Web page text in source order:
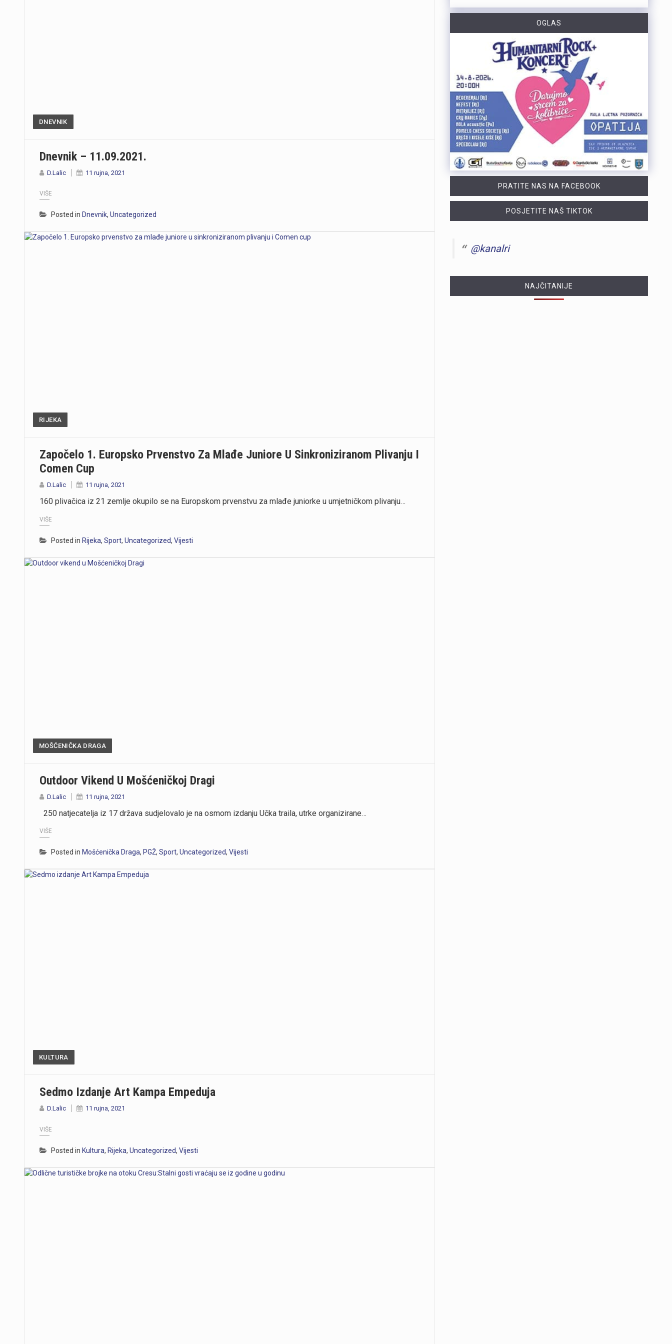
https://youtu.be/OT6Ne0UuW2Y Slovenski nogometaš Igor Vekić novo je pojačanje HNK Rijeka. Vratar koji je u karijeri nastupao za slovenski Bravo, portugalski Paços de Ferreira i danski Vejle potpisao je s riječkim klubom ugovor na dvije godine, uz mogućnost produljenja na još jednu godinu. Vekić već ima poveznicu s Rijekom jer je bio dio slovenske reprezentacije u vrijeme kada je izbornik bio Matjaž Kek. Više u videopprilogu:
https://youtu.be/g3PZHf8Z8yM Deseti put održana je manifestacija „Oluja na Kvarneru“ na Krčkom mostu, gdje su 222 baklje upaljene u čast poginulim braniteljima Primorsko-goranske županije. Uz sudjelovanje brojnih posjetitelja i navijačkih udruga, događaj je prenio poruku trajnog sjećanja na branitelje koji su dali život za slobodu.Na Krčkom mostu održana je deseta po redu manifestacija „Oluja na Kvarneru“ u spomen na 222 poginula branitelja s područja Primorsko-goranske županije. Svaka od 222 baklje simbolizirala je ime, uspomenu i zahvalnost na poginule u Domovinskom ratu. Više u videoprilogu:
Otvorene su prijave za šesto izdanje amaterskog stolnoteniskog turnira Pajol Open. Turnir zajednički organiziraju Pajol Beach Bar i Distune Promotion. I ove se godine igra za projekt PingPongParkinson®. To je inicijativa namijenjena osobama oboljelima od Parkinsonove bolesti. Projekt je u New Yorku pokrenuo riječki glazbenik svjetskoga glasa Nenad Bach. Njemu je bolest dijagnosticirana, a nakon redovitog igranja stolnog tenisa primijetio je značajna poboljšanja. Danas u svijetu postoji više od 400 klubova u 30 zemalja. Održavaju se nacionalna i svjetska prvenstva. Sav prihod od kotizacija iznosi 10 eura. Novac je namijenjen za PingPongParkinson® Rijeka. Klub pomaže poboljšanju kvalitete života oboljelih osoba. Turnir je namijenjen isključivo amaterima. Profesionalni igrači i aktivni natjecatelji u klubovima ili ligama ne mogu sudjelovati. Prijaviti se mogu punoljetne osobe (od 18 godina) i strani državljani. Prijave traju do ponedjeljka, 17. kolovoza u 18 sati. Za prijavu je potrebno navesti: Ime i prezime Kontakt mobitel Naziv tima (obavezno samo za parove) Turnir se igra u pojedinačnoj i konkurenciji parova (maksimalno jedna prijava po osobi u obje kategorije), a format (kup ili skupine) ovisit će o broju sudionika. Kvalifikacije: Četvrtak, 20. kolovoza 2026. Završnica: Petak, 21. kolovoza 2026. (od 1. do 4. mjesta)U slučaju lošeg vremena (kiša/vjetar) turnir se…
DNEVNIK
Dnevnik – 11.09.2021.
D.Lalic 11 rujna, 2021
VIŠE
Posted in Dnevnik, Uncategorized
RIJEKA
Započelo 1. Europsko Prvenstvo Za Mlađe Juniore U Sinkroniziranom Plivanju I
Comen Cup
D.Lalic 11 rujna, 2021
160 plivačica iz 21 zemlje okupilo se na Europskom prvenstvu za mlađe juniorke u umjetničkom plivanju…
VIŠE
Posted in Rijeka, Sport, Uncategorized, Vijesti
MOŠĆENIČKA DRAGA
Outdoor Vikend U Mošćeničkoj Dragi
D.Lalic 11 rujna, 2021
250 natjecatelja iz 17 država sudjelovalo je na osmom izdanju Učka traila, utrke organizirane…
VIŠE
Posted in Mošćenička Draga, PGŽ, Sport, Uncategorized, Vijesti
KULTURA
Sedmo Izdanje Art Kampa Empeduja
D.Lalic 11 rujna, 2021
VIŠE
Posted in Kultura, Rijeka, Uncategorized, Vijesti
OGLAS
PRATITE NAS NA FACEBOOK
POSJETITE NAŠ TIKTOK
@kanalri
NAJČITANIJE